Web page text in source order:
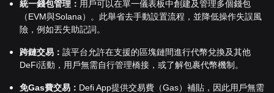
統一錢包管理： 用戶可以在單一儀表板中創建及管理多個錢包
（EVM與Solana）。此舉省去手動設置流程，並降低操作失誤風
險，例如丟失助記詞。
跨鏈交易： 該平台允許在支援的區塊鏈間進行代幣兌換及其他
DeFi活動，用戶無需自行管理橋接，或了解包裹代幣機制。
免Gas費交易： Defi App提供交易費（Gas）補貼，因此用戶無需